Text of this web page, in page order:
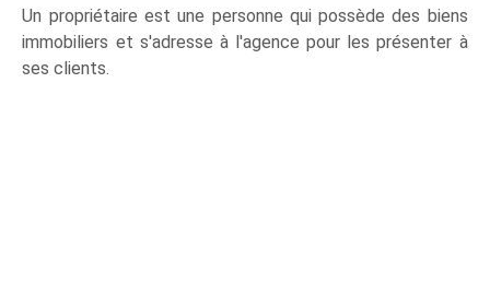
Un propriétaire est une personne qui possède des biens
immobiliers et s'adresse à l'agence pour les présenter à
ses clients.